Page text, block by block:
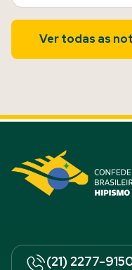
Ver todas as
(21) 2277-